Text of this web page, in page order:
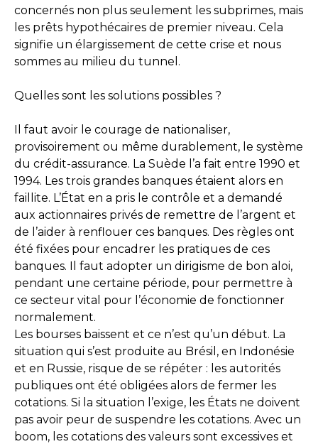
concernés non plus seulement les subprimes, mais
les prêts hypothécaires de premier niveau. Cela
signifie un élargissement de cette crise et nous
sommes au milieu du tunnel.
Quelles sont les solutions possibles ?
Il faut avoir le courage de nationaliser,
provisoirement ou même durablement, le système
du crédit-assurance. La Suède l’a fait entre 1990 et
1994. Les trois grandes banques étaient alors en
faillite. L’État en a pris le contrôle et a demandé
aux actionnaires privés de remettre de l’argent et
de l’aider à renflouer ces banques. Des règles ont
été fixées pour encadrer les pratiques de ces
banques. Il faut adopter un dirigisme de bon aloi,
pendant une certaine période, pour permettre à
ce secteur vital pour l’économie de fonctionner
normalement.
Les bourses baissent et ce n’est qu’un début. La
situation qui s’est produite au Brésil, en Indonésie
et en Russie, risque de se répéter : les autorités
publiques ont été obligées alors de fermer les
cotations. Si la situation l’exige, les États ne doivent
pas avoir peur de suspendre les cotations. Avec un
boom, les cotations des valeurs sont excessives et